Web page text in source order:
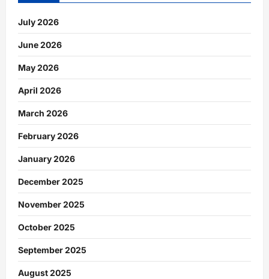
July 2026
June 2026
May 2026
April 2026
March 2026
February 2026
January 2026
December 2025
November 2025
October 2025
September 2025
August 2025